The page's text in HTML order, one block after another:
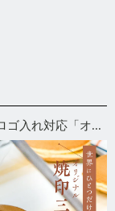
ゴ入れ対応「オ...